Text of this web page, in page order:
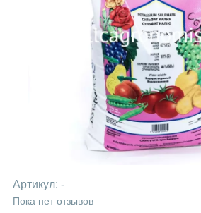
Артикул: -
Пока нет отзывов